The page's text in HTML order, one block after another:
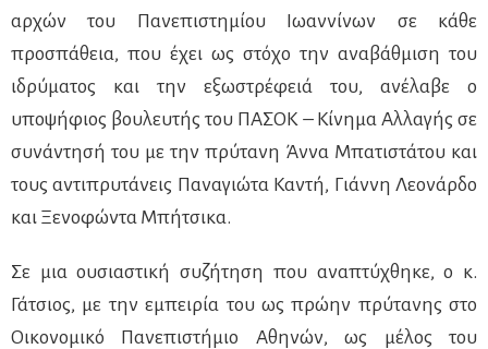
αρχών του Πανεπιστημίου Ιωαννίνων σε κάθε
προσπάθεια, που έχει ως στόχο την αναβάθμιση του
ιδρύματος και την εξωστρέφειά του, ανέλαβε ο
υποψήφιος βουλευτής του ΠΑΣΟΚ – Κίνημα Αλλαγής σε
συνάντησή του με την πρύτανη Άννα Μπατιστάτου και
τους αντιπρυτάνεις Παναγιώτα Καντή, Γιάννη Λεονάρδο
και Ξενοφώντα Μπήτσικα.
Σε μια ουσιαστική συζήτηση που αναπτύχθηκε, ο κ.
Γάτσιος, με την εμπειρία του ως πρώην πρύτανης στο
Οικονομικό Πανεπιστήμιο Αθηνών, ως μέλος του